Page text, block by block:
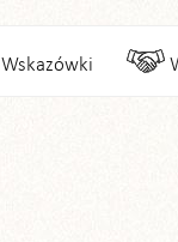
Wskazówki